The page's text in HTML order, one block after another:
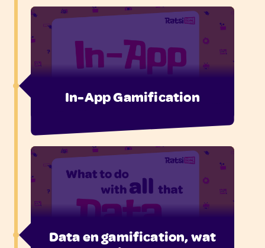
In-App Gamification
Data en gamification, wat